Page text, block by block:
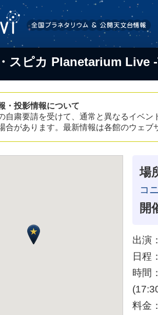
スピカ Planetarium Live
・投影情報について
自粛要請を受けて、通常と異なるイベ
合があります。最新情報は各館のウェ
場
コ
開
出演
日程
時間
料金